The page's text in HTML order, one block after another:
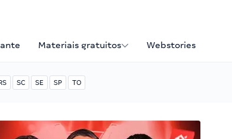
Materiais gratuitos Webstories
SC SE SP TO